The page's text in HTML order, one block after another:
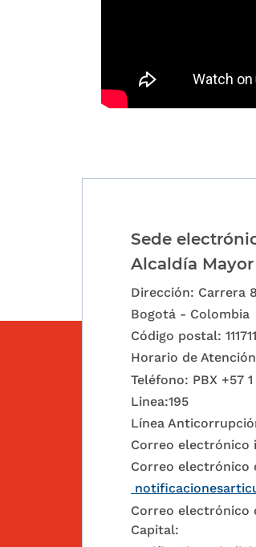
Sede
Alcaldía
Dirección: Carrera
Bogotá - Colombia
Código postal: 111711
Horario de
Teléfono: PBX +57
Linea:195
Línea
Correo electrónico
Correo electrónico
Correo electrónico
Capital: